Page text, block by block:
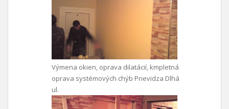
Výmena okien, oprava dilatácií, kmpletná
oprava systémových chýb Prievidza Dlhá
ul.